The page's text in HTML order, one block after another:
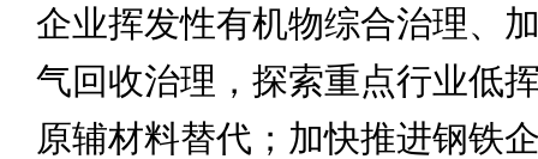
企业挥发性有机物综合治理、
气回收治理，探索重点行业低
原辅材料替代；加快推进钢铁